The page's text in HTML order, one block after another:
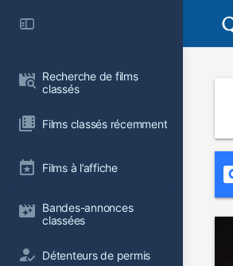
Recherche de films
classés
Films classés récemment
Films à l’affiche
Bandes-annonces
classées
Détenteurs de permis